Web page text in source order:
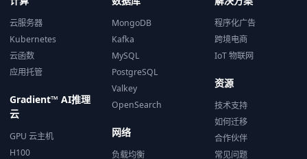
云服务器
Kubernetes
云函数
应用托管
Gradient™ AI推理
云
GPU 云主机
H100
MongoDB
Kafka
MySQL
PostgreSQL
Valkey
OpenSearch
网络
负载均衡
程序化广告
跨境电商
IoT 物联网
资源
技术支持
如何迁移
合作伙伴
常见问题